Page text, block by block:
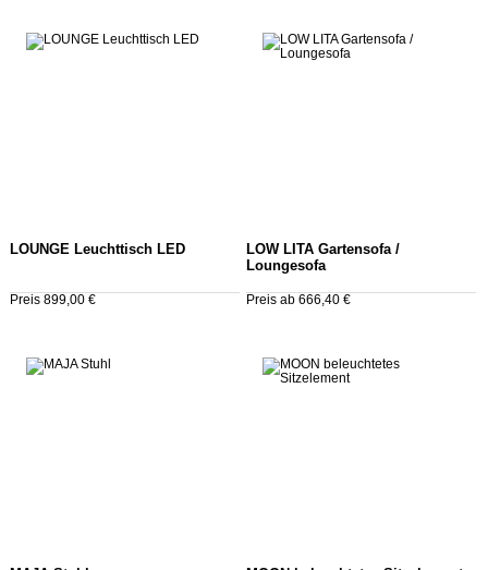
LOUNGE Leuchttisch LED
Preis 899,00 €
LOW LITA Gartensofa /
Loungesofa
Preis ab 666,40 €